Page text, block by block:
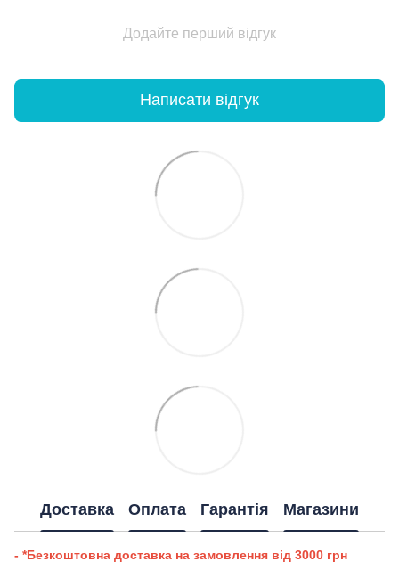
Додайте перший відгук
Написати відгук
Доставка Оплата Гарантія Магазини
- *Безкоштовна доставка на замовлення від 3000 грн